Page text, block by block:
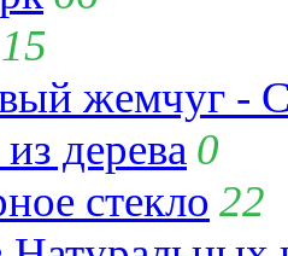
15
жемчуг -
дерева 0
стекло 22